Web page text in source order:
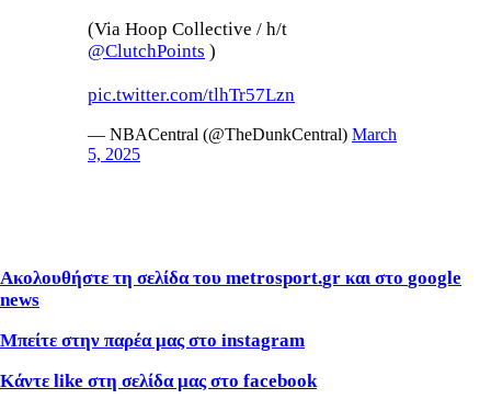
(Via Hoop Collective / h/t
@ClutchPoints )
pic.twitter.com/tlhTr57Lzn
— NBACentral (@TheDunkCentral) March
5, 2025
Ακολουθήστε τη σελίδα του metrosport.gr και στο google
news
Μπείτε στην παρέα μας στο instagram
Κάντε like στη σελίδα μας στο facebook